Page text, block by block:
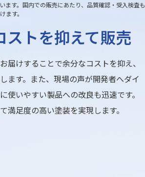
す。国内での販売にあたり、品質確認・受入検査も
ます。
トを抑えて販売
届けすることで余分なコストを抑え、
ます。また、現場の声が開発者へダイ
使いやすい製品への改良も迅速です。
満足度の高い塗装を実現します。